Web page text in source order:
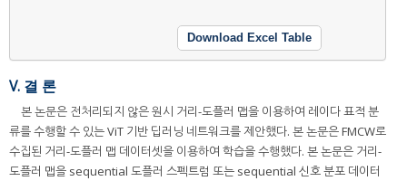
Download Excel Table
V. 결 론
본 논문은 전처리되지 않은 원시 거리-도플러 맵을 이용하여 레이다 표적 분
류를 수행할 수 있는 ViT 기반 딥러닝 네트워크를 제안했다. 본 논문은 FMCW로
수집된 거리-도플러 맵 데이터셋을 이용하여 학습을 수행했다. 본 논문은 거리-
도플러 맵을 sequential 도플러 스펙트럼 또는 sequential 신호 분포 데이터